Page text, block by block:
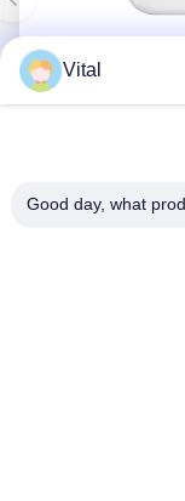
Vital
Good day, what